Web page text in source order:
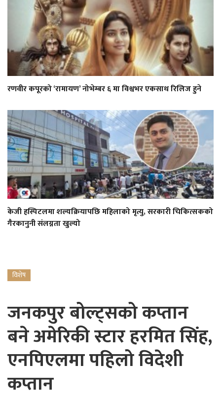
रणवीर कपूरको ‘रामायण’ नोभेम्बर ६ मा विश्वभर एकसाथ रिलिज हुने
केजी हस्पिटलमा शल्यक्रियापछि महिलाको मृत्यु, सरकारी चिकित्सकको
गैरकानुनी संलग्नता खुल्यो
विशेष
जनकपुर बोल्ट्सको कप्तान
बने अमेरिकी स्टार हरमित सिंह,
एनपिएलमा पहिलो विदेशी
कप्तान